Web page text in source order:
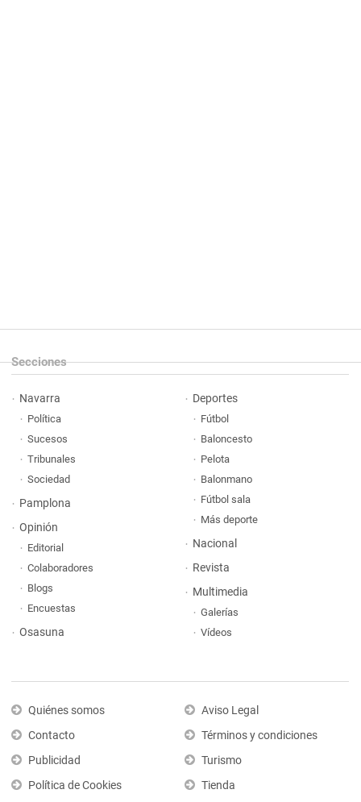
Secciones
Navarra
Política
Sucesos
Tribunales
Sociedad
Pamplona
Opinión
Editorial
Colaboradores
Blogs
Encuestas
Osasuna
Deportes
Fútbol
Baloncesto
Pelota
Balonmano
Fútbol sala
Más deporte
Nacional
Revista
Multimedia
Galerías
Vídeos
Quiénes somos
Contacto
Publicidad
Política de Cookies
Aviso Legal
Términos y condiciones
Turismo
Tienda